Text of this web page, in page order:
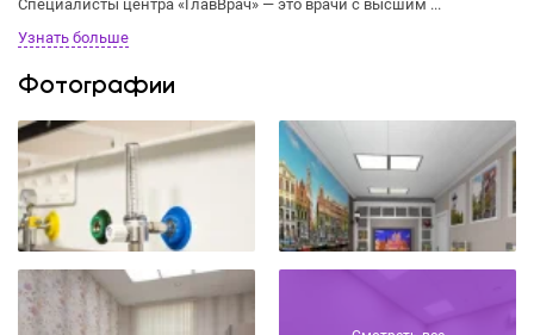
Специалисты центра «ГлавВрач» — это врачи с высшим ...
Узнать больше
Фотографии